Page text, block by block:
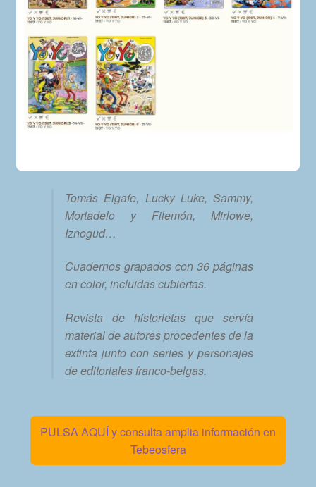
Tomás Elgafe, Lucky Luke, Sammy,
Mortadelo y Filemón, Mirlowe,
Iznogud…
Cuadernos grapados con 36 páginas
en color, incluidas cubiertas.
Revista de historietas que servía
material de autores procedentes de la
extinta junto con series y personajes
de editoriales franco-belgas.
PULSA AQUÍ y consulta amplia información en
Tebeosfera